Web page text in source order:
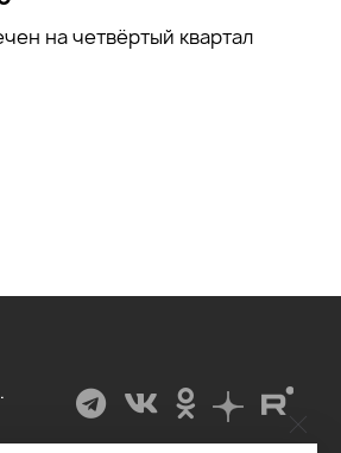
на четвёртый квартал